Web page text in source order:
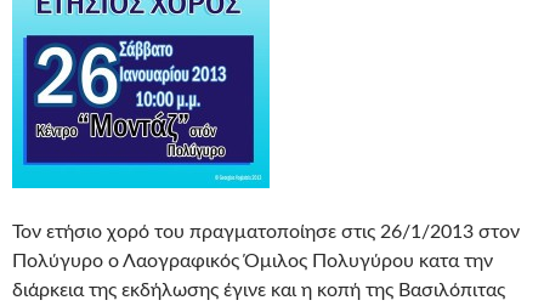
Τον ετήσιο χορό του πραγματοποίησε στις 26/1/2013 στον
Πολύγυρο ο Λαογραφικός Όμιλος Πολυγύρου κατα την
διάρκεια της εκδήλωσης έγινε και η κοπή της Βασιλόπιτας